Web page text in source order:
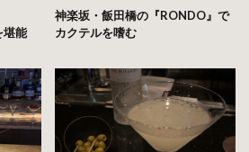
堪能
神楽坂・飯田橋の『RONDO』で
カクテルを嗜む